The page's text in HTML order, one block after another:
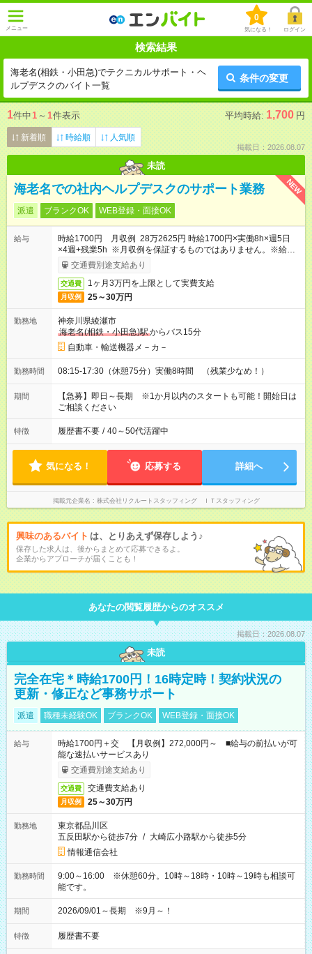
メニュー
0
気になる！ ログイン
検索結果
海老名(相鉄・小田急)でテクニカルサポート・ヘ
ルプデスクのバイト一覧
条件の変更
1件中1 ～ 1件表示 平均時給: 1,700 円
新着順 時給順 人気順
掲載日：2026.08.07
未読
NEW
海老名での社内ヘルプデスクのサポート業務
派遣 ブランクOK WEB登録・面接OK
給与
時給1700円 月収例 28万2625円 時給1700円×実働8h×週5日
×4週+残業5h ※月収例を保証するものではありません。※給与
即受取りサービス利用可（利用条件有）
交通費別途支給あり
交通費 1ヶ月3万円を上限として実費支給
月収例 25～30万円
勤務地
神奈川県綾瀬市
海老名(相鉄・小田急)駅からバス15分
自動車・輸送機器メ－カ－
勤務時間 08:15-17:30（休憩75分）実働8時間 （残業少なめ！）
期間
【急募】即日～長期 ※1か月以内のスタートも可能！開始日は
ご相談ください
特徴 履歴書不要 / 40～50代活躍中
気になる！ 応募する 詳細へ
掲載元企業名 株式会社リクルートスタッフィング ＩＴスタッフィング
興味のあるバイト は、とりあえず保存しよう♪
保存した求人は、後からまとめて応募できるよ。
企業からアプローチが届くことも！
あなたの閲覧履歴からのオススメ
掲載日：2026.08.07
未読
完全在宅＊時給1700円！16時定時！契約状況の
更新・修正など事務サポート
派遣 職種未経験OK ブランクOK WEB登録・面接OK
給与
時給1700円＋交 【月収例】272,000円～ ■給与の前払いが可
能な速払いサービスあり
交通費別途支給あり
交通費 交通費支給あり
月収例 25～30万円
勤務地
東京都品川区
五反田駅から徒歩7分 / 大崎広小路駅から徒歩5分
情報通信会社
勤務時間
9:00～16:00 ※休憩60分。10時～18時・10時～19時も相談可
能です。
期間 2026/09/01～長期 ※9月～！
特徴 履歴書不要